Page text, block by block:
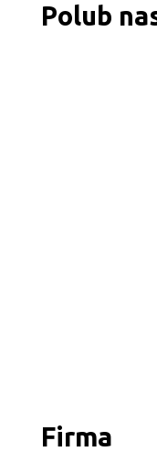
Polub
Firma